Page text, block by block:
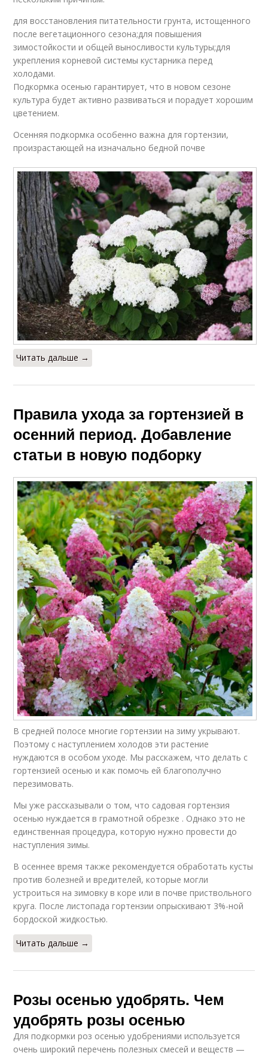
для восстановления питательности грунта, истощенного
после вегетационного сезона;для повышения
зимостойкости и общей выносливости культуры;для
укрепления корневой системы кустарника перед
холодами.
Подкормка осенью гарантирует, что в новом сезоне
культура будет активно развиваться и порадует хорошим
цветением.
Осенняя подкормка особенно важна для гортензии,
произрастающей на изначально бедной почве
Читать дальше →
Правила ухода за гортензией в
осенний период. Добавление
статьи в новую подборку
В средней полосе многие гортензии на зиму укрывают.
Поэтому с наступлением холодов эти растение
нуждаются в особом уходе. Мы расскажем, что делать с
гортензией осенью и как помочь ей благополучно
перезимовать.
Мы уже рассказывали о том, что садовая гортензия
осенью нуждается в грамотной обрезке . Однако это не
единственная процедура, которую нужно провести до
наступления зимы.
В осеннее время также рекомендуется обработать кусты
против болезней и вредителей, которые могли
устроиться на зимовку в коре или в почве приствольного
круга. После листопада гортензии опрыскивают 3%-ной
бордоской жидкостью.
Читать дальше →
Розы осенью удобрять. Чем
удобрять розы осенью
Для подкормки роз осенью удобрениями используется
очень широкий перечень полезных смесей и веществ —